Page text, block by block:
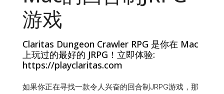
游戏
Claritas Dungeon Crawler RPG 是你在 Mac
上玩过的最好的 JRPG！立即体验:
https://playclaritas.com
如果你正在寻找一款令人兴奋的回合制JRPG游戏，那